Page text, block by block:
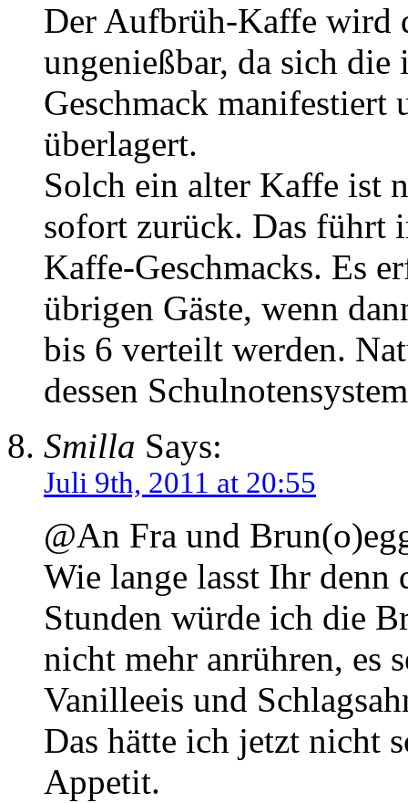
Der Aufbrüh-Kaffe wird
ungenießbar, da sich
Geschmack
überlagert.
Solch ein alter Kaffe ist
sofort zurück. Das führt
Kaffe-Geschmacks. Es
übrigen Gäste, wenn
bis 6 verteilt werden.
dessen
Smilla Says:
Juli 9th, 2011 at 20:55
@An Fra und
Wie lange lasst Ihr denn
Stunden würde ich die
nicht mehr anrühren, es
Vanilleeis und
Das hätte ich jetzt nicht
Appetit.